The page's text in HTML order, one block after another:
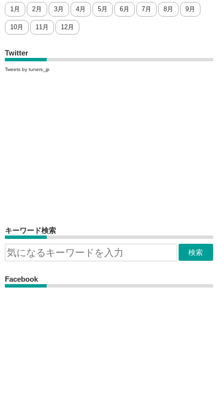
1月 2月 3月 4月 5月 6月 7月 8月 9月
10月 11月 12月
Twitter
Tweets by tuners_jp
キーワード検索
Facebook